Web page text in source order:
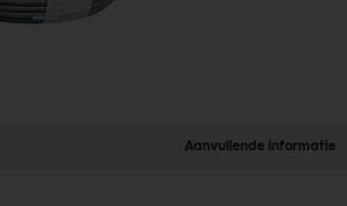
Aanvullende informatie